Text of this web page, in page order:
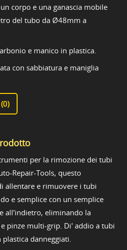
corpo e una ganascia mobile
del tubo da Ø48mm a
e manico in plastica.
con sabbiatura e maniglia
0)
per la rimozione dei tubi
Repair-Tools, questo
allentare e rimuovere i tubi
e semplice con un semplice
all'indietro, eliminando la
pinze multi-grip. Di' addio a tubi
danneggiati.